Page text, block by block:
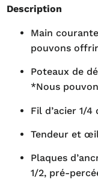
Description
Main
pouvons
Poteaux de
*Nous
Fil d’acier 1/4
Tendeur et
Plaques
1/2, pré-